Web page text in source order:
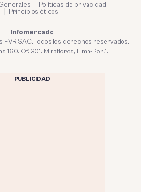
Políticas de privacidad
Principios éticos
Infomercado
FVR SAC. Todos los derechos reservados.
160. Of. 301. Miraflores, Lima-Perú.
PUBLICIDAD